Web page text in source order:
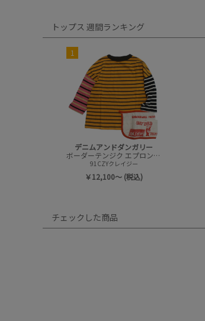
トップス 週間ランキング
1
デニムアンドダンガリー
ボーダーテンジク エプロンツキ L/S TEE(8分袖)
91CZYクレイジー
￥12,100～ (税込)
チェックした商品